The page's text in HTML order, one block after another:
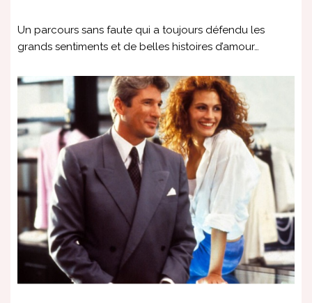
Un parcours sans faute qui a toujours défendu les
grands sentiments et de belles histoires d’amour…